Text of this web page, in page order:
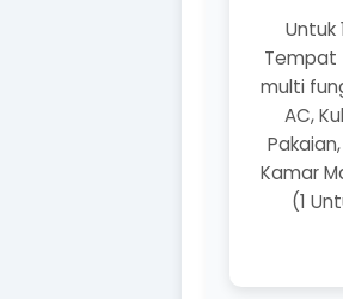
Untuk
Tempat
multi
AC,
Kamar
(1